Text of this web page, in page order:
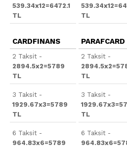
539.34x12=6472.1
TL
TL
CARDFINANS
2 Taksit -
2894.5x2=5789
TL
3 Taksit -
1929.67x3=5789
TL
6 Taksit -
964.83x6=5789
PARAFCARD
2 Taksit -
TL
3 Taksit -
TL
6 Taksit -